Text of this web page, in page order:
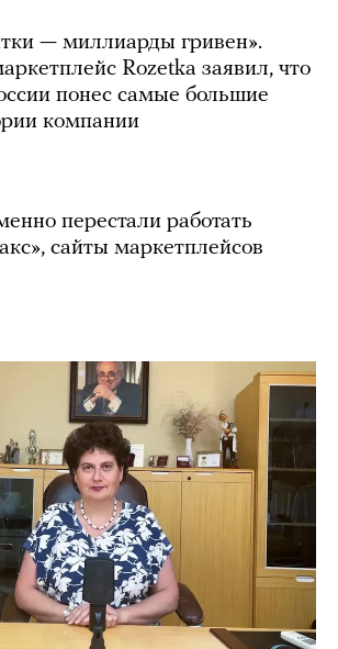
— миллиарды гривен».
Rozetka заявил, что
понес самые большие
компании
перестали работать
сайты маркетплейсов